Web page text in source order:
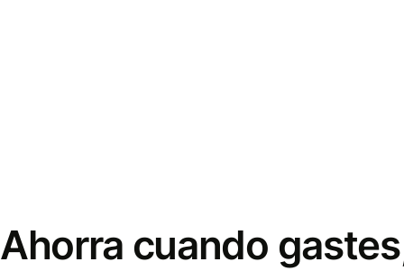
Ahorra cuando